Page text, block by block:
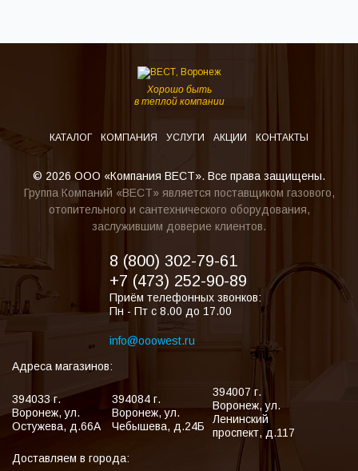
Хорошо быть
в теплой компании
КАТАЛОГ КОМПАНИЯ УСЛУГИ АКЦИИ КОНТАКТЫ
© 2026 ООО «Компания ВЕСТ». Все права защищены.
Группа Компаний «ВЕСТ» является поставщиком газового,
отопительного и сантехнического оборудования,
заслужившим доверие клиентов.
8 (800) 302-79-61
+7 (473) 252-90-89
Приём телефонных звонков:
Пн - Пт с 8.00 до 17.00
info@ooowest.ru
Адреса магазинов:
394033 г.
Воронеж,ул.
Остужева, д.66А
394084 г.
Воронеж,ул.
Чебышева, д.24Б
394007 г.
Воронеж,ул.
Ленинский
проспект, д.117
Доставляем в города: